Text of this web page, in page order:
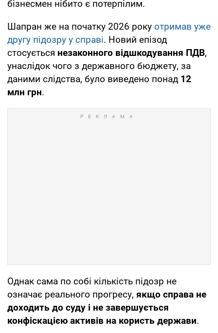
бізнесмен нібито є потерпілим.
Шапран же на початку 2026 року отримав уже
другу підозру у справі. Новий епізод
стосується незаконного відшкодування ПДВ,
унаслідок чого з державного бюджету, за
даними слідства, було виведено понад 12
млн грн.
Однак сама по собі кількість підозр не
означає реального прогресу, якщо справа не
доходить до суду і не завершується
конфіскацією активів на користь держави.